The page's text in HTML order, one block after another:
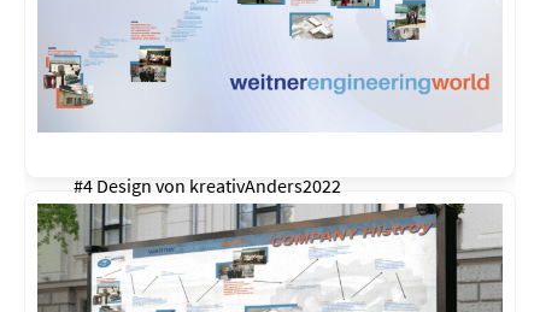
#4 Design von kreativAnders2022